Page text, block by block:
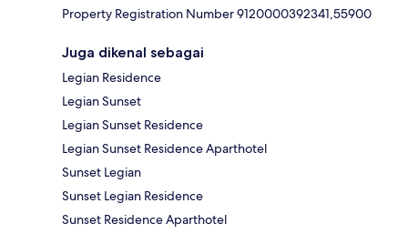
Property Registration Number 9120000392341,55900
Juga dikenal sebagai
Legian Residence
Legian Sunset
Legian Sunset Residence
Legian Sunset Residence Aparthotel
Sunset Legian
Sunset Legian Residence
Sunset Residence Aparthotel